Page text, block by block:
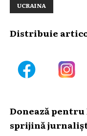
UCRAINA
Distribuie
Donează pentru
sprijină